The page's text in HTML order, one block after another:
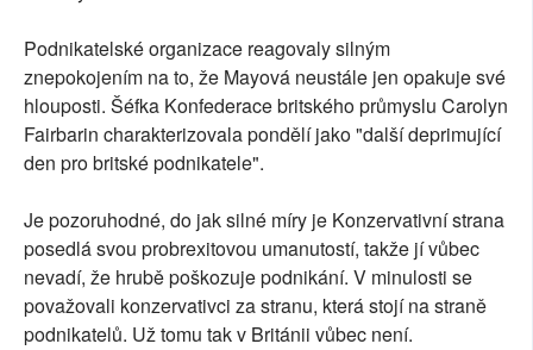
Podnikatelské organizace reagovaly silným
znepokojením na to, že Mayová neustále jen opakuje své
hlouposti. Šéfka Konfederace britského průmyslu Carolyn
Fairbarin charakterizovala pondělí jako "další deprimující
den pro britské podnikatele".
Je pozoruhodné, do jak silné míry je Konzervativní strana
posedlá svou probrexitovou umanutostí, takže jí vůbec
nevadí, že hrubě poškozuje podnikání. V minulosti se
považovali konzervativci za stranu, která stojí na straně
podnikatelů. Už tomu tak v Británii vůbec není.